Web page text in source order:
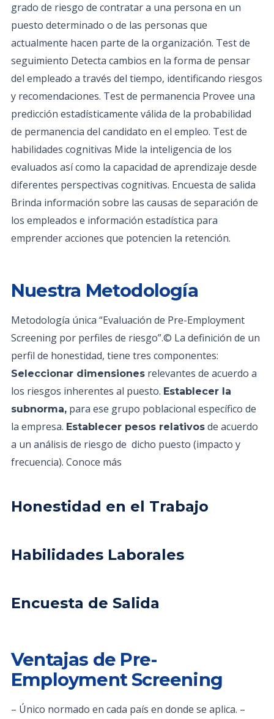
grado de riesgo de contratar a una persona en un
puesto determinado o de las personas que
actualmente hacen parte de la organización. Test de
seguimiento Detecta cambios en la forma de pensar
del empleado a través del tiempo, identificando riesgos
y recomendaciones. Test de permanencia Provee una
predicción estadísticamente válida de la probabilidad
de permanencia del candidato en el empleo. Test de
habilidades cognitivas Mide la inteligencia de los
evaluados así como la capacidad de aprendizaje desde
diferentes perspectivas cognitivas. Encuesta de salida
Brinda información sobre las causas de separación de
los empleados e información estadística para
emprender acciones que potencien la retención.
Nuestra Metodología
Metodología única “Evaluación de Pre-Employment
Screening por perfiles de riesgo”.© La definición de un
perfil de honestidad, tiene tres componentes:
Seleccionar dimensiones relevantes de acuerdo a
los riesgos inherentes al puesto. Establecer la
subnorma, para ese grupo poblacional específico de
la empresa. Establecer pesos relativos de acuerdo
a un análisis de riesgo de dicho puesto (impacto y
frecuencia). Conoce más
Honestidad en el Trabajo
Habilidades Laborales
Encuesta de Salida
Ventajas de Pre-
Employment Screening
– Único normado en cada país en donde se aplica. –